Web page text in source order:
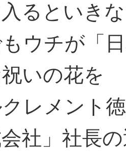
るといき
ウチが「
いの花を
レメント
社」社長